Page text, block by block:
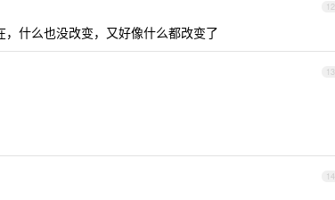
12
什么也没改变，又好像什么都改变了
13
14